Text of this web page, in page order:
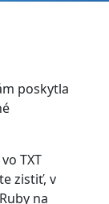
poskytla
TXT
zistiť, v
na